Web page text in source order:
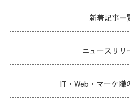
新着記事一
ニュースリリ
IT・Web・マーケ職